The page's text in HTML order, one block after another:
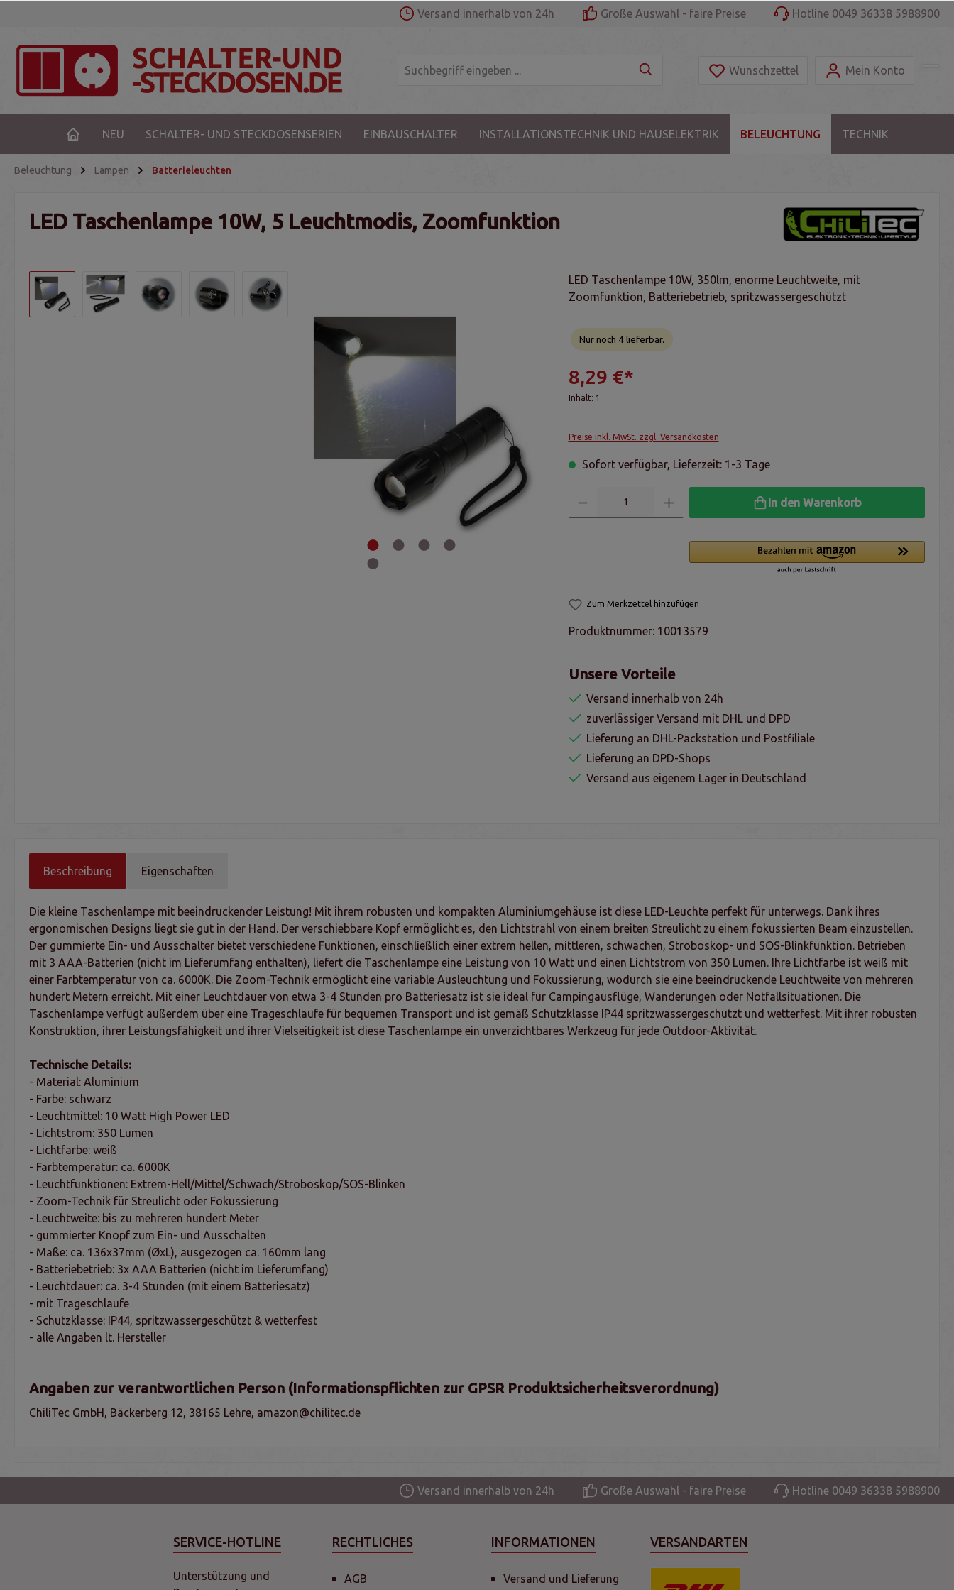
Versand innerhalb von 24h Große Auswahl - faire Preise Hotline 0049 36338 5988900
Wunschzettel Mein Konto
NEU SCHALTER- UND STECKDOSENSERIEN EINBAUSCHALTER INSTALLATIONSTECHNIK UND HAUSELEKTRIK BELEUCHTUNG TECHNIK
Beleuchtung Lampen Batterieleuchten
LED Taschenlampe 10W, 5 Leuchtmodis, Zoomfunktion
LED Taschenlampe 10W, 350lm, enorme Leuchtweite, mit
Zoomfunktion, Batteriebetrieb, spritzwassergeschützt
Nur noch 4 lieferbar.
8,29 €*
Inhalt: 1
Preise inkl. MwSt. zzgl. Versandkosten
Sofort verfügbar, Lieferzeit: 1-3 Tage
In den Warenkorb
Zum Merkzettel hinzufügen
Produktnummer: 10013579
Unsere Vorteile
Versand innerhalb von 24h
zuverlässiger Versand mit DHL und DPD
Lieferung an DHL-Packstation und Postfiliale
Lieferung an DPD-Shops
Versand aus eigenem Lager in Deutschland
Beschreibung Eigenschaften
Die kleine Taschenlampe mit beeindruckender Leistung! Mit ihrem robusten und kompakten Aluminiumgehäuse ist diese LED-Leuchte perfekt für unterwegs. Dank ihres
ergonomischen Designs liegt sie gut in der Hand. Der verschiebbare Kopf ermöglicht es, den Lichtstrahl von einem breiten Streulicht zu einem fokussierten Beam einzustellen.
Der gummierte Ein- und Ausschalter bietet verschiedene Funktionen, einschließlich einer extrem hellen, mittleren, schwachen, Stroboskop- und SOS-Blinkfunktion. Betrieben
mit 3 AAA-Batterien (nicht im Lieferumfang enthalten), liefert die Taschenlampe eine Leistung von 10 Watt und einen Lichtstrom von 350 Lumen. Ihre Lichtfarbe ist weiß mit
einer Farbtemperatur von ca. 6000K. Die Zoom-Technik ermöglicht eine variable Ausleuchtung und Fokussierung, wodurch sie eine beeindruckende Leuchtweite von mehreren
hundert Metern erreicht. Mit einer Leuchtdauer von etwa 3-4 Stunden pro Batteriesatz ist sie ideal für Campingausflüge, Wanderungen oder Notfallsituationen. Die
Taschenlampe verfügt außerdem über eine Trageschlaufe für bequemen Transport und ist gemäß Schutzklasse IP44 spritzwassergeschützt und wetterfest. Mit ihrer robusten
Konstruktion, ihrer Leistungsfähigkeit und ihrer Vielseitigkeit ist diese Taschenlampe ein unverzichtbares Werkzeug für jede Outdoor-Aktivität.
Technische Details:
- Material: Aluminium
- Farbe: schwarz
- Leuchtmittel: 10 Watt High Power LED
- Lichtstrom: 350 Lumen
- Lichtfarbe: weiß
- Farbtemperatur: ca. 6000K
- Leuchtfunktionen: Extrem-Hell/Mittel/Schwach/Stroboskop/SOS-Blinken
- Zoom-Technik für Streulicht oder Fokussierung
- Leuchtweite: bis zu mehreren hundert Meter
- gummierter Knopf zum Ein- und Ausschalten
- Maße: ca. 136x37mm (ØxL), ausgezogen ca. 160mm lang
- Batteriebetrieb: 3x AAA Batterien (nicht im Lieferumfang)
- Leuchtdauer: ca. 3-4 Stunden (mit einem Batteriesatz)
- mit Trageschlaufe
- Schutzklasse: IP44, spritzwassergeschützt & wetterfest
- alle Angaben lt. Hersteller
Angaben zur verantwortlichen Person (Informationspflichten zur GPSR Produktsicherheitsverordnung)
ChiliTec GmbH, Bäckerberg 12, 38165 Lehre, amazon@chilitec.de
Versand innerhalb von 24h Große Auswahl - faire Preise Hotline 0049 36338 5988900
SERVICE-HOTLINE
Unterstützung und
RECHTLICHES
AGB
INFORMATIONEN
Versand und Lieferung
VERSANDARTEN